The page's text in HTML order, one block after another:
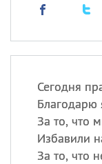
Сегодня
Благодарю
За то, что
Избавили
За то, что